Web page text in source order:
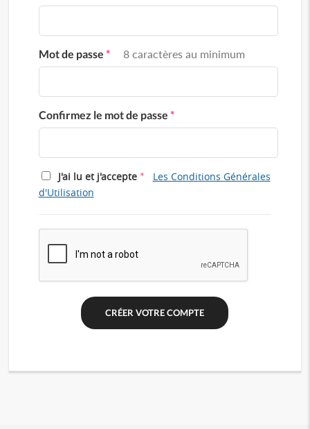
Mot de passe * 8 caractères au minimum
Confirmez le mot de passe *
J'ai lu et j'accepte *
Les Conditions Générales
d'Utilisation